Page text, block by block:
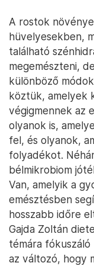
A rostok
hüvelyesekben,
található
megemészteni,
különböző
köztük, amelyek
végigmennek az
olyanok is,
fel, és olyanok,
folyadékot.
bélmikrobiom
Van, amelyik a
emésztésben
hosszabb időre
Gajda Zoltán
témára
az változó, hogy